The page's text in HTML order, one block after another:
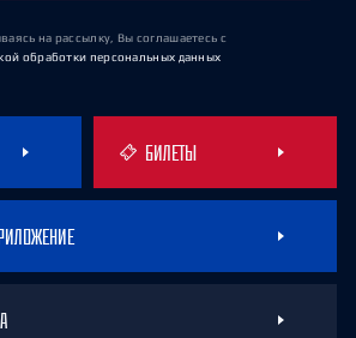
на рассылку, Вы соглашаетесь с
обработки персональных данных
БИЛЕТЫ